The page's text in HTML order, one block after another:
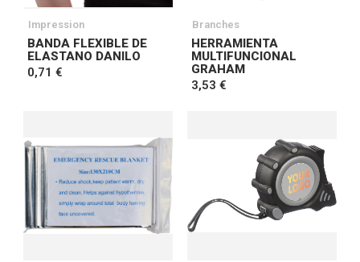
Impression
BANDA FLEXIBLE DE
ELASTANO DANILO
0,71 €
Branches
HERRAMIENTA
MULTIFUNCIONAL
GRAHAM
3,53 €